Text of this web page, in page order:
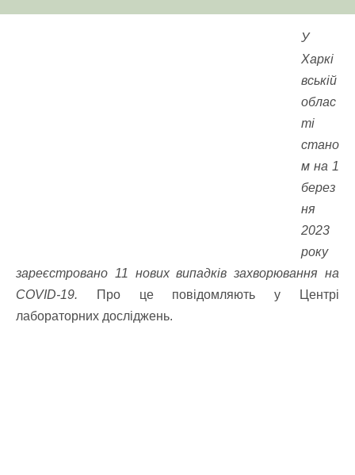
У
Харкі
вській
облас
ті
стано
м на 1
берез
ня
2023
року
зареєстровано 11 нових випадків захворювання на
COVID-19. Про це повідомляють у Центрі
лабораторних досліджень.